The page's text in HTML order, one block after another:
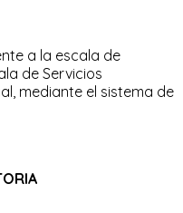
a la escala de
de Servicios
mediante el sistema de